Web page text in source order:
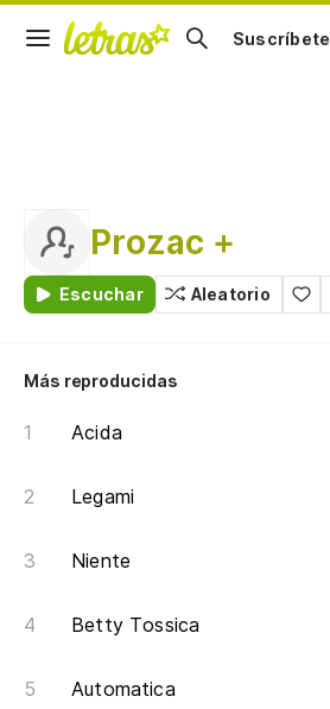
Suscríbete
Prozac +
Escuchar Aleatorio
Más reproducidas
Acida
Legami
Niente
Betty Tossica
Automatica